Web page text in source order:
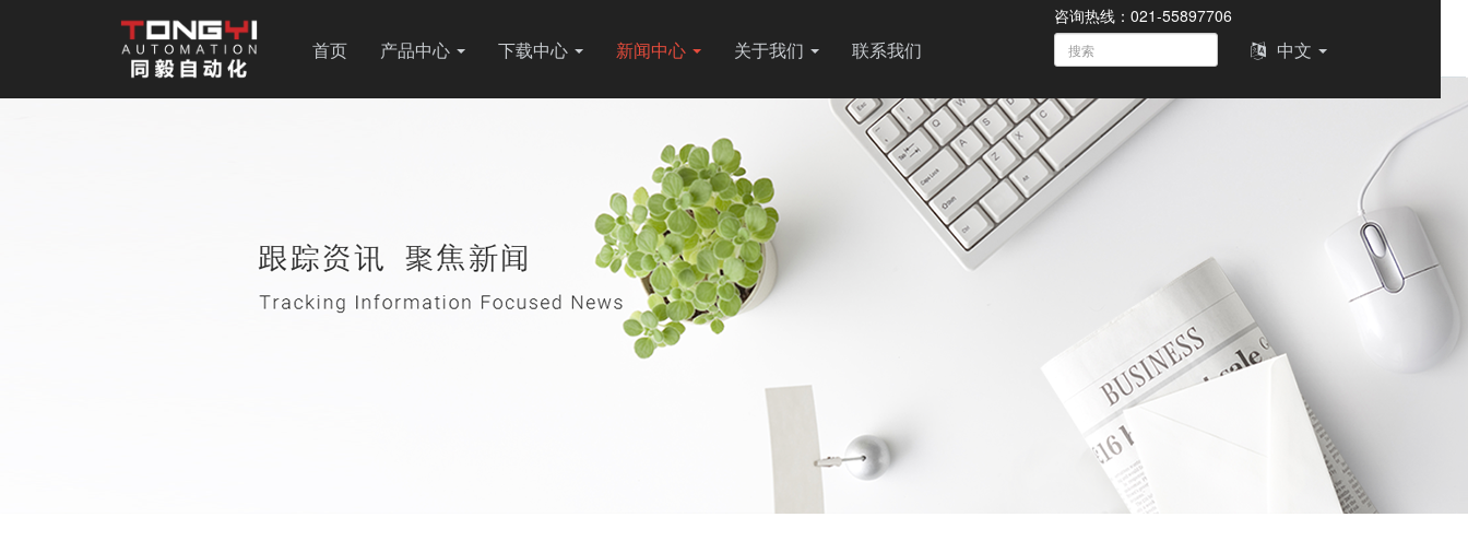
首页 产品中心 下载中心 新闻中心 关于我们 联系我们 中文
咨询热线：021-55897706